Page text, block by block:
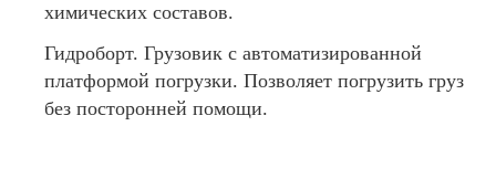
химических составов.
Гидроборт. Грузовик с автоматизированной
платформой погрузки. Позволяет погрузить груз
без посторонней помощи.